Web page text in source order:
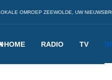
OMROEP ZEEWOLDE, UW
HOME RADIO TV